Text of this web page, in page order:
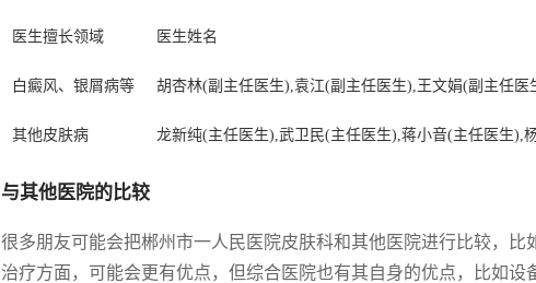
医生擅长领域 医生姓名
白癜风、银屑病等 胡杏林(副主任医生),袁江(副主任医生),王文娟(副主任医
其他皮肤病 龙新纯(主任医生),武卫民(主任医生),蒋小音(主任医生),
与其他医院的比较
很多朋友可能会把郴州市一人民医院皮肤科和其他医院进行比较，
治疗方面，可能会更有优点，但综合医院也有其自身的优点，比如设